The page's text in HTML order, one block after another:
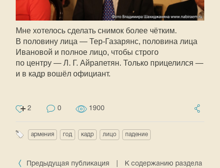
Мне хотелось сделать снимок более чётким.
В половину лица — Тер-Газарянс, половина лица
Ивановой и полное лицо, чтобы строго
по центру — Л. Г. Айрапетян. Только прицелился —
и в кадр вошёл официант.
2 0 1900
армения год кадр лицо падение
Предыдущая публикация
К содержанию раздела